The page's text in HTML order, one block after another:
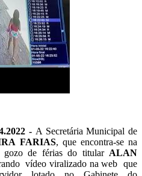
- A Secretária Municipal de
FARIAS, que encontra-se na
de férias do titular ALAN
vídeo viralizado na web que